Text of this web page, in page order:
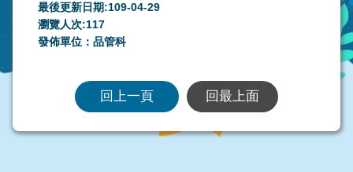
最後更新日期:109-04-29
瀏覽人次:117
發佈單位：品管科
回上一頁 回最上面